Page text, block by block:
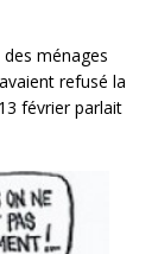
ménages
refusé la
février parlait